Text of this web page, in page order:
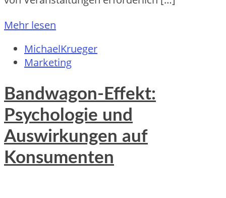
Mehr lesen
MichaelKrueger
Marketing
Bandwagon-Effekt:
Psychologie und
Auswirkungen auf
Konsumenten